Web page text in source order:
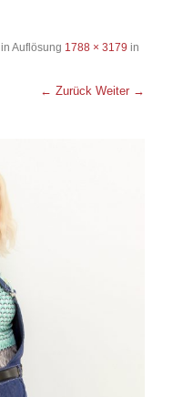
in Auflösung 1788 × 3179 in
← Zurück Weiter →